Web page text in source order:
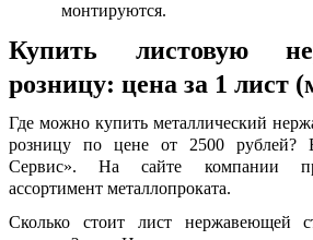
монтируются.
Купить листовую
розницу: цена за 1 лист
Где можно купить металлический
розницу по цене от 2500 рублей?
Сервис». На сайте компании
ассортимент металлопроката.
Сколько стоит лист нержавеющей